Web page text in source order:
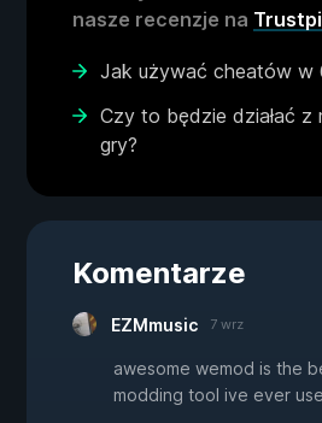
nasze recenzje na
Jak używać cheatów w
Czy to będzie działać z
gry?
Komentarze
EZMmusic 7 wrz
awesome wemod is the
modding tool ive ever